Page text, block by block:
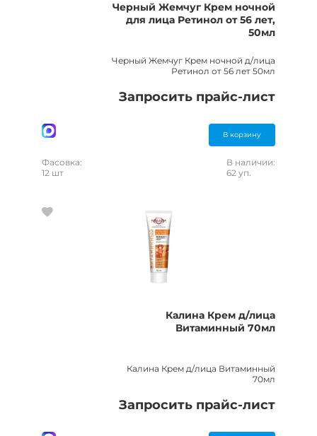
Черный Жемчуг Крем ночной
для лица Ретинол от 56 лет,
50мл
Черный Жемчуг Крем ночной д/лица
Ретинол от 56 лет 50мл
Запросить прайс-лист
В корзину
Фасовка:
12 шт
В наличии:
62 уп.
Калина Крем д/лица
Витаминный 70мл
Калина Крем д/лица Витаминный
70мл
Запросить прайс-лист